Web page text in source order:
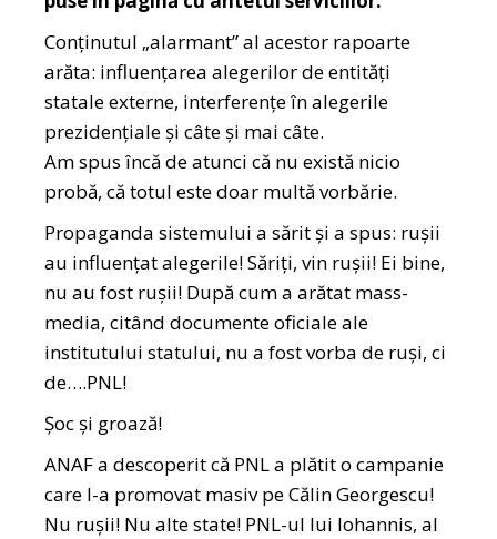
Conținutul „alarmant” al acestor rapoarte
arăta: influențarea alegerilor de entități
statale externe, interferențe în alegerile
prezidențiale și câte și mai câte.
Am spus încă de atunci că nu există nicio
probă, că totul este doar multă vorbărie.
Propaganda sistemului a sărit și a spus: rușii
au influențat alegerile! Săriți, vin rușii! Ei bine,
nu au fost rușii! După cum a arătat mass-
media, citând documente oficiale ale
institutului statului, nu a fost vorba de ruși, ci
de….PNL!
Șoc și groază!
ANAF a descoperit că PNL a plătit o campanie
care l-a promovat masiv pe Călin Georgescu!
Nu rușii! Nu alte state! PNL-ul lui Iohannis, al